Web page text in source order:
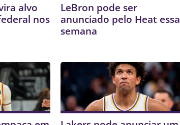
alvo
nos
LeBron pode ser
anunciado pelo Heat essa
semana